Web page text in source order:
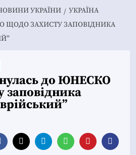
УКРАЇНИ
УКРАЇНА
ЩОДО ЗАХИСТУ ЗАПОВІДНИКА
до ЮНЕСКО
заповідника